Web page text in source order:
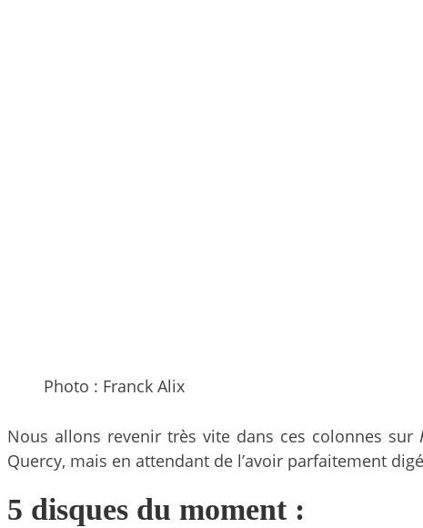
Photo : Franck Alix
Nous allons revenir très vite dans ces colonnes sur
Quercy, mais en attendant de l’avoir parfaitement
5 disques du moment :